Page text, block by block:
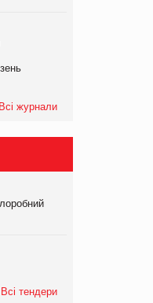
Всі журнали
Всі тендери